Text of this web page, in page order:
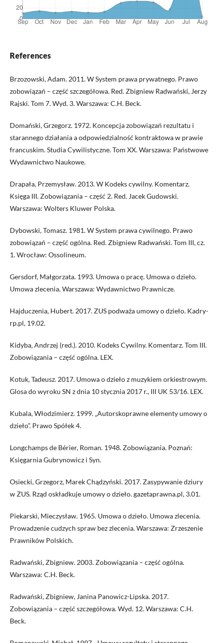
References
Brzozowski, Adam. 2011. W System prawa prywatnego. Prawo
zobowiązań – część szczegółowa. Red. Zbigniew Radwański, Jerzy
Rajski. Tom 7. Wyd. 3. Warszawa: C.H. Beck.
Domański, Grzegorz. 1972. Koncepcja zobowiązań rezultatu i
starannego działania a odpowiedzialność kontraktowa w prawie
francuskim. Studia Cywilistyczne. Tom XX. Warszawa: Państwowe
Wydawnictwo Naukowe.
Drapała, Przemysław. 2013. W Kodeks cywilny. Komentarz.
Księga III. Zobowiązania – część 2. Red. Jacek Gudowski.
Warszawa: Wolters Kluwer Polska.
Dybowski, Tomasz. 1981. W System prawa cywilnego. Prawo
zobowiązań – część ogólna. Red. Zbigniew Radwański. Tom III, cz.
1. Wrocław: Ossolineum.
Gersdorf, Małgorzata. 1993. Umowa o pracę. Umowa o dzieło.
Umowa zlecenia. Warszawa: Wydawnictwo Prawnicze.
Hajduczenia, Hubert. 2017. ZUS podważa umowy o dzieło. Kadry-
rp.pl, 19.02.
Kidyba, Andrzej (red.). 2010. Kodeks Cywilny. Komentarz. Tom III.
Zobowiązania – część ogólna. LEX.
Kotuk, Tadeusz. 2017. Umowa o dzieło z muzykiem orkiestrowym.
Glosa do wyroku SN z dnia 10 stycznia 2017 r., III UK 53/16. LEX.
Kubala, Włodzimierz. 1999. „Autorskoprawne elementy umowy o
dzieło”. Prawo Spółek 4.
Longchamps de Bérier, Roman. 1948. Zobowiązania. Poznań:
Księgarnia Gubrynowicz i Syn.
Osiecki, Grzegorz, Marek Chądzyński. 2017. Zasypywanie dziury
w ZUS. Rząd oskładkuje umowy o dzieło. gazetaprawna.pl, 3.01.
Piekarski, Mieczysław. 1965. Umowa o dzieło. Umowa zlecenia.
Prowadzenie cudzych spraw bez zlecenia. Warszawa: Zrzeszenie
Prawników Polskich.
Radwański, Zbigniew. 2003. Zobowiązania – część ogólna.
Warszawa: C.H. Beck.
Radwański, Zbigniew, Janina Panowicz-Lipska. 2017.
Zobowiązania – część szczegółowa. Wyd. 12. Warszawa: C.H.
Beck.